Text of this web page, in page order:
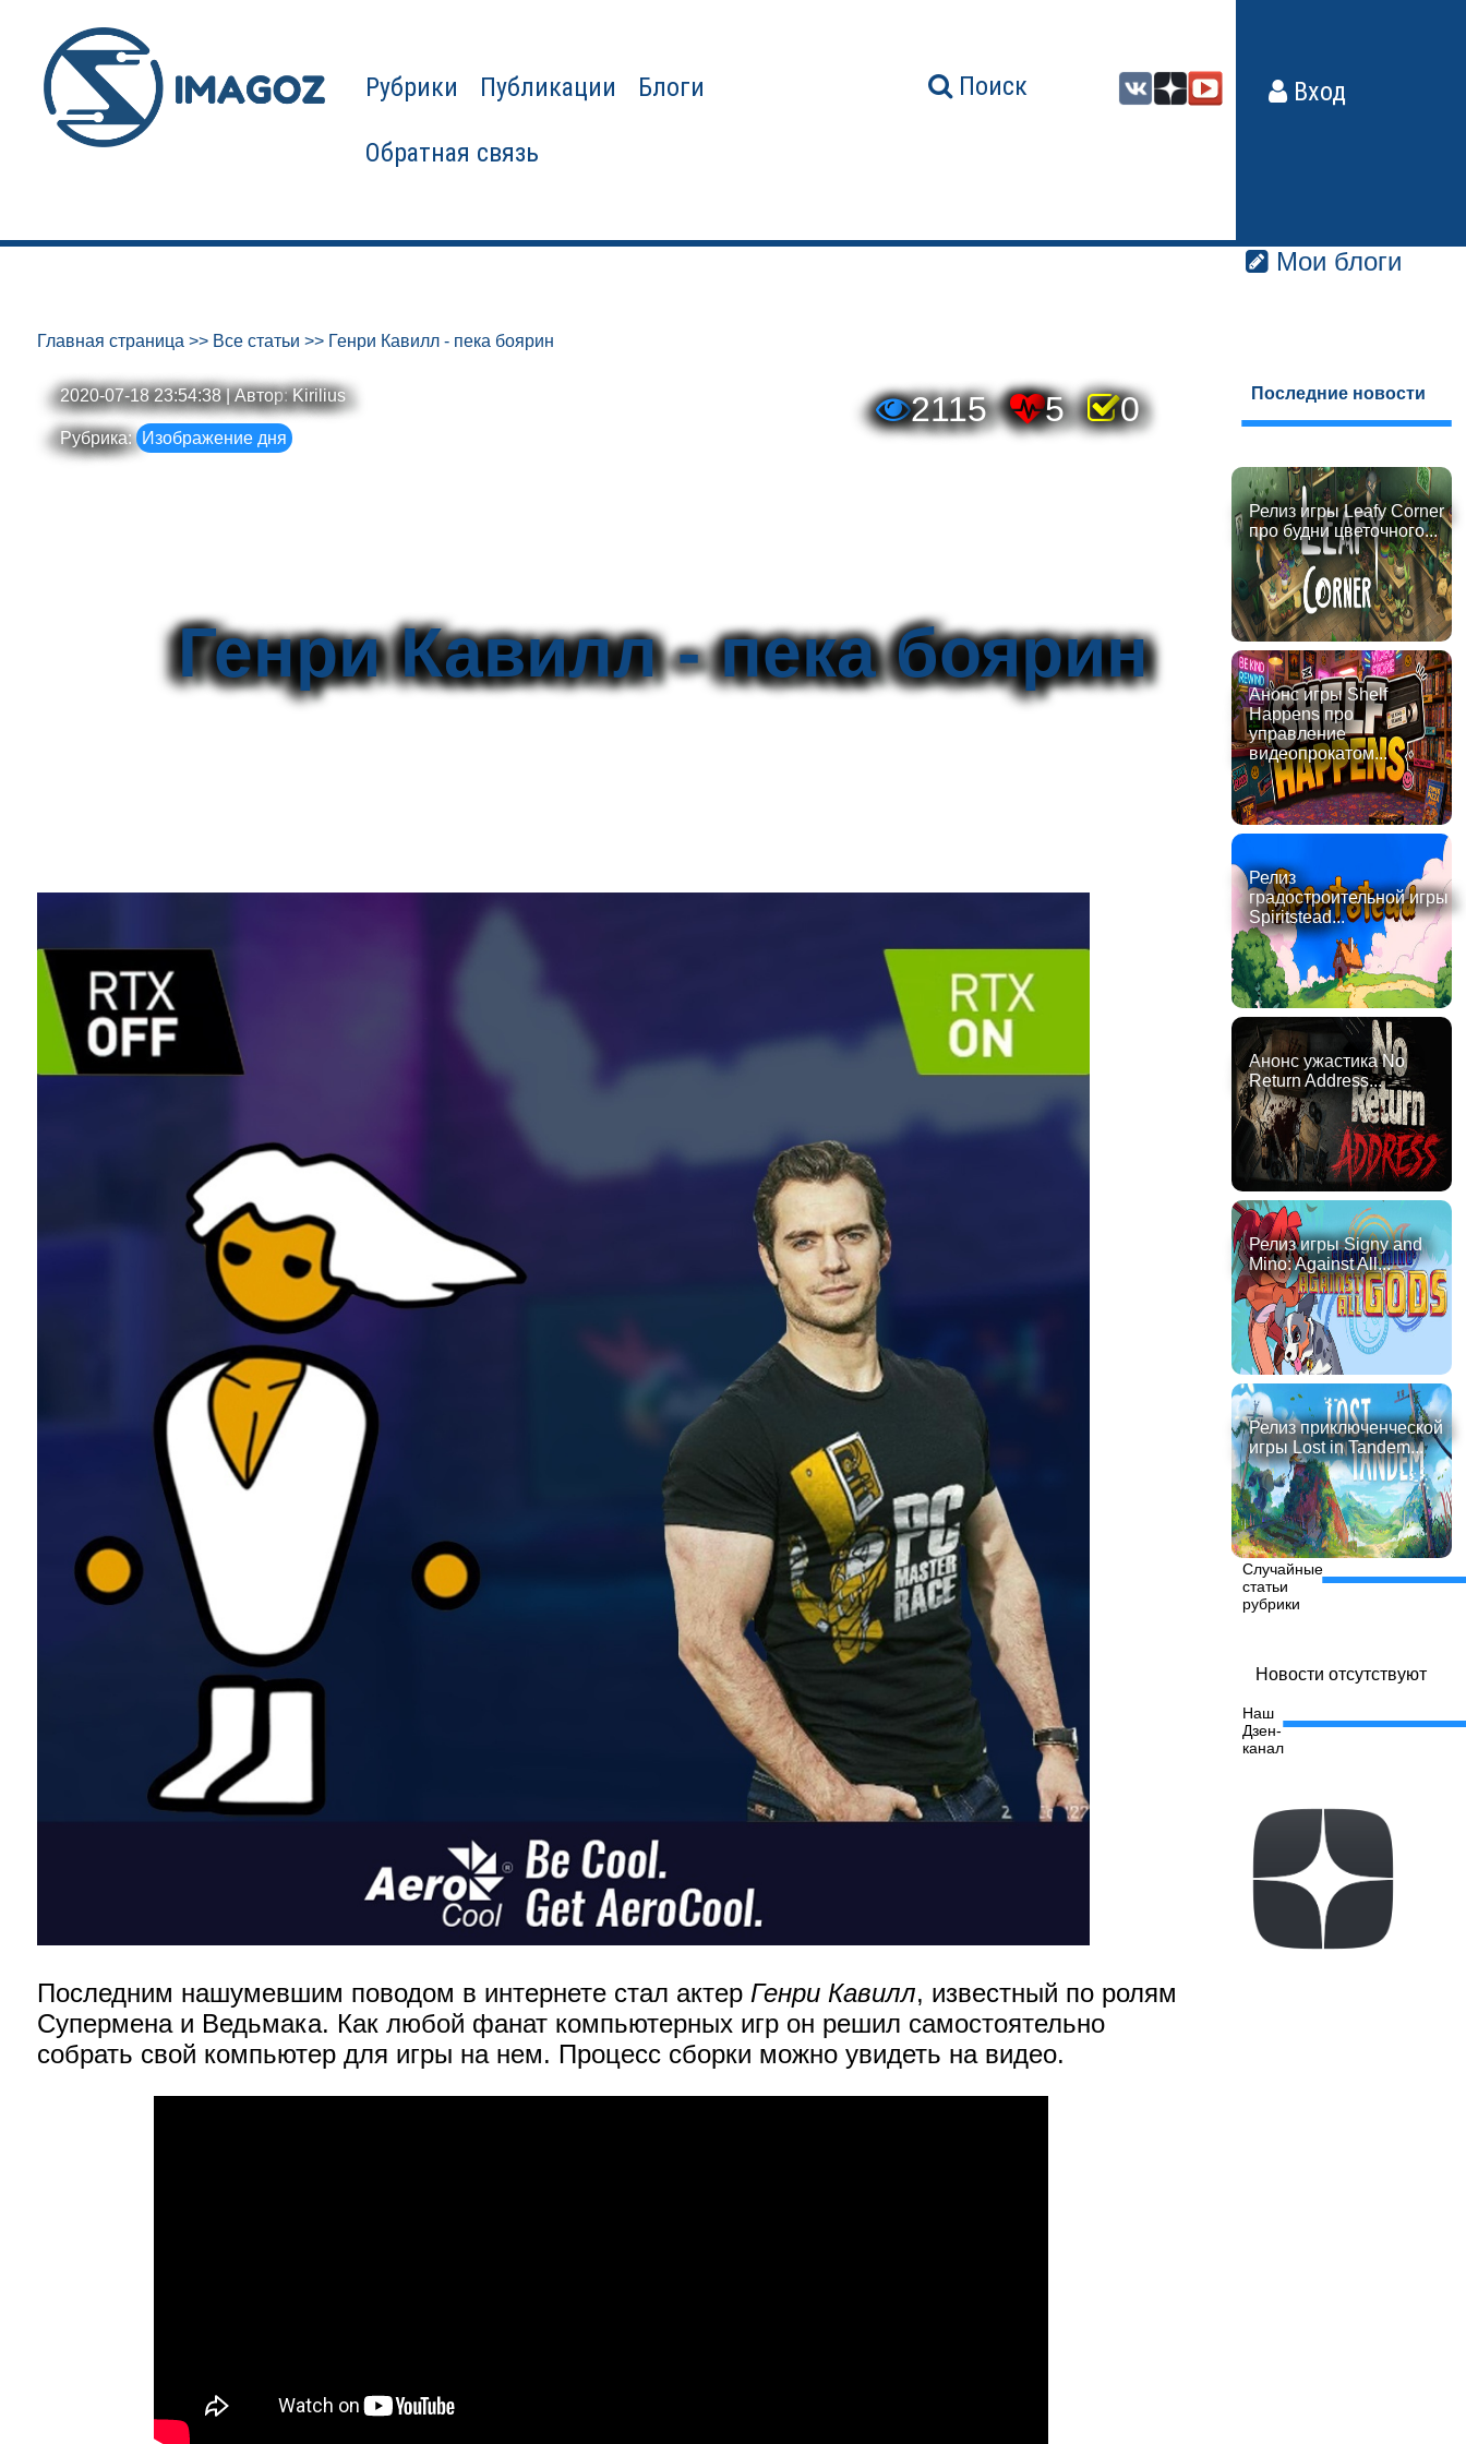
Рубрики Публикации Блоги
Обратная связь
Поиск Вход
Мои блоги
Главная страница >> Все статьи >> Генри Кавилл - пека боярин
2020-07-18 23:54:38 | Автор:Kirilius
Рубрика: Изображение дня
2115 5 0
Генри Кавилл - пека боярин
Последним нашумевшим поводом в интернете стал актер Генри Кавилл, известный по ролям
Супермена и Ведьмака. Как любой фанат компьютерных игр он решил самостоятельно
собрать свой компьютер для игры на нем. Процесс сборки можно увидеть на видео.
Последние новости
Релиз игры Leafy Corner
про будни цветочного...
Анонс игры Shelf
Happens про
управление
видеопрокатом...
Релиз
градостроительной игры
Spiritstead...
Анонс ужастика No
Return Address...
Релиз игры Signy and
Mino: Against All...
Релиз приключенческой
игры Lost in Tandem...
Случайные
статьи
рубрики
Новости отсутствуют
Наш
Дзен-
канал